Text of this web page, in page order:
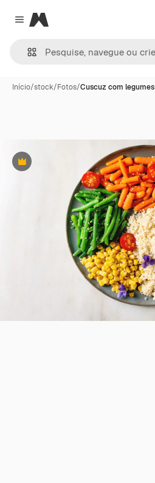
Close menu
Magnific
Início/stock/Fotos/Cuscuz com legumes
Premium